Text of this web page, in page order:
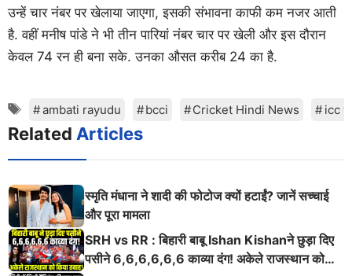
उन्‍हें चार नंबर पर खेलाया जाएगा, इसकी संभावना काफी कम नजर आती
है. वहीं मनीष पांडे ने भी तीन पारियां नंबर चार पर खेली और इस दौरान
केवल 74 रन ही बना सके. उनका औसत करीब 24 का है.
Tagsambati rayudu bcci Cricket Hindi News icc
Related Articles
स्मृति मंधाना ने शादी की फोटोज क्यों हटाईं? जानें सच्चाई
और पूरा मामला
SRH vs RR : बिहारी बाबू Ishan Kishanने छुड़ा दिए
पसीने 6,6,6,6,6,6 काव्या दंग! अकेले राजस्थान को